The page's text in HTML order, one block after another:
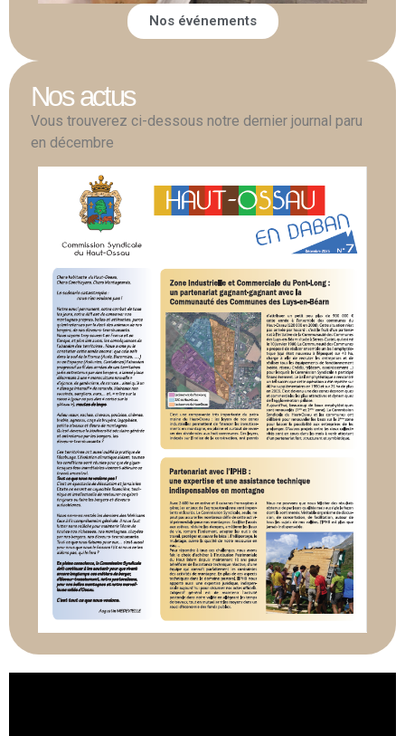
Nos événements
Nos actus
Vous trouverez ci-dessous notre dernier journal paru
en décembre